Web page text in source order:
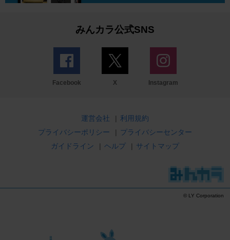
みんカラ公式SNS
Facebook X Instagram
運営会社 | 利用規約
プライバシーポリシー
| プライバシーセンター
ガイドライン
| ヘルプ | サイトマップ
© LY Corporation